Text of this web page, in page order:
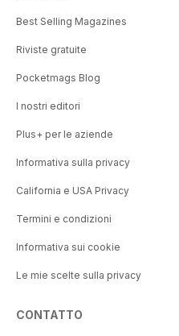
Best Selling Magazines
Riviste gratuite
Pocketmags Blog
I nostri editori
Plus+ per le aziende
Informativa sulla privacy
California e USA Privacy
Termini e condizioni
Informativa sui cookie
Le mie scelte sulla privacy
CONTATTO